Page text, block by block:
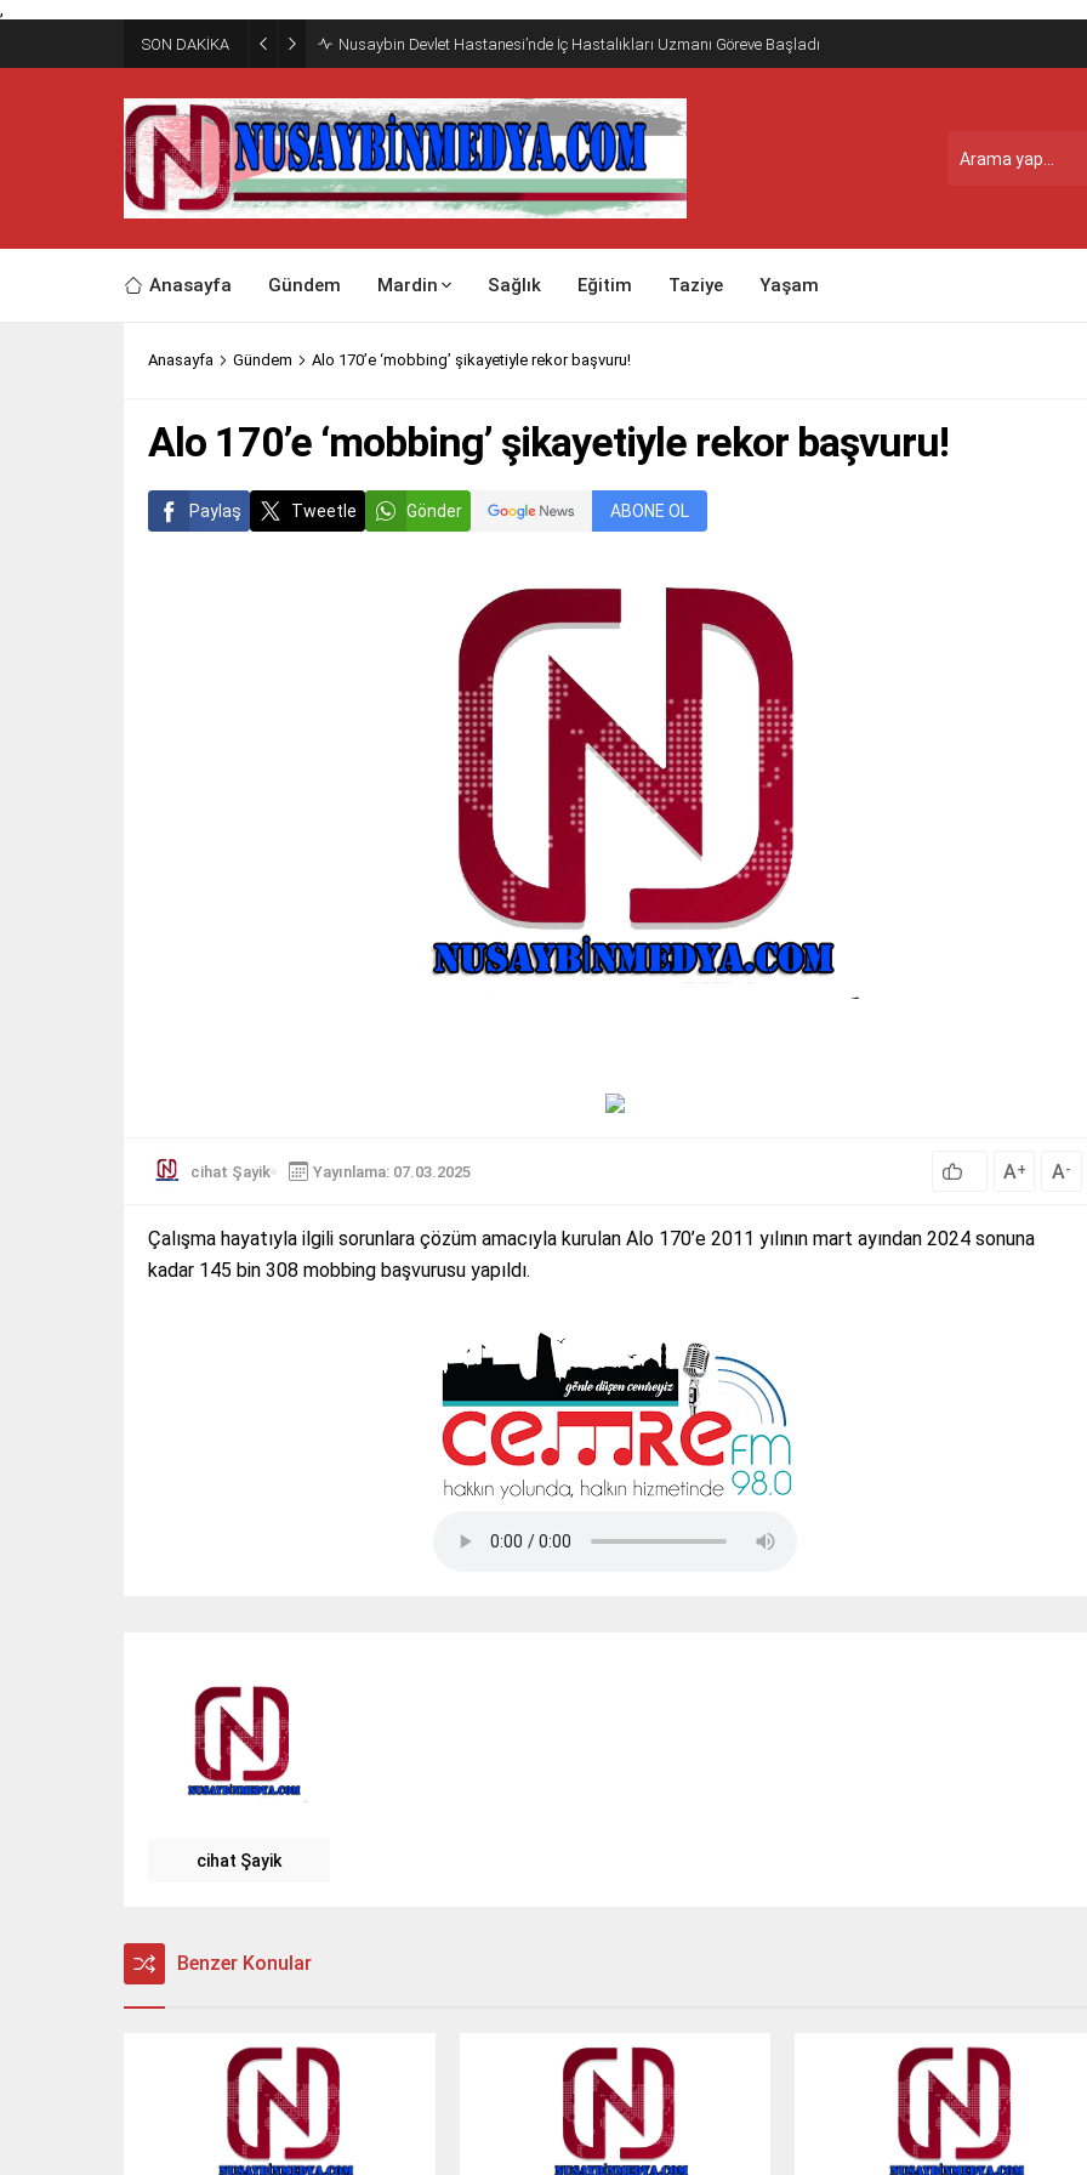
,
SON DAKİKA Nusaybin Devlet Hastanesi’nde İç Hastalıkları Uzmanı Göreve Başladı
Anasayfa Gündem Mardin Sağlık Eğitim Taziye Yaşam
Anasayfa Gündem Alo 170’e ‘mobbing’ şikayetiyle rekor başvuru!
Alo 170’e ‘mobbing’ şikayetiyle rekor başvuru!
Paylaş Tweetle Gönder ABONE OL
cihat Şayik Yayınlama: 07.03.2025 A+ A-
Çalışma hayatıyla ilgili sorunlara çözüm amacıyla kurulan Alo 170’e 2011 yılının mart ayından 2024 sonuna
kadar 145 bin 308 mobbing başvurusu yapıldı.
cihat Şayik
Benzer Konular